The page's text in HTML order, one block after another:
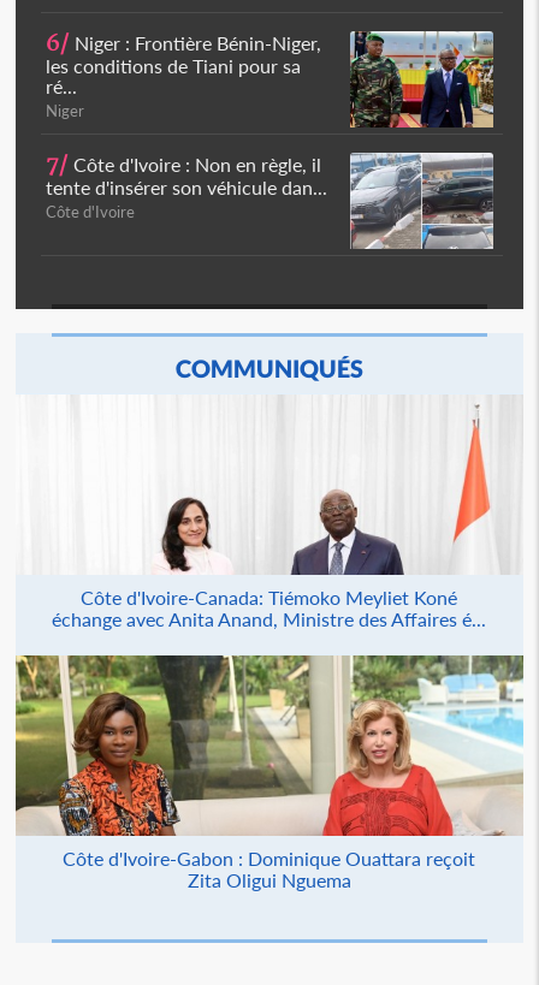
6/ Niger : Frontière Bénin-Niger,
les conditions de Tiani pour sa
ré...
Niger
7/ Côte d'Ivoire : Non en règle, il
tente d'insérer son véhicule dan...
Côte d'Ivoire
COMMUNIQUÉS
Côte d'Ivoire-Canada: Tiémoko Meyliet Koné
échange avec Anita Anand, Ministre des Affaires é...
Côte d'Ivoire-Gabon : Dominique Ouattara reçoit
Zita Oligui Nguema